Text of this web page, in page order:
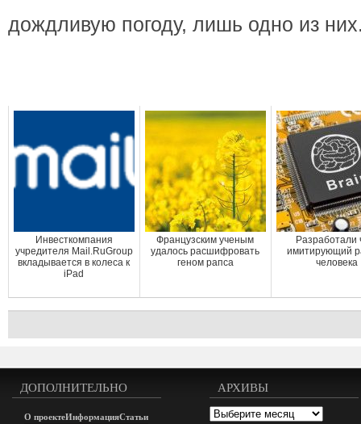
дождливую погоду, лишь одно из
Инвесткомпания
учредителя Mail.RuGroup
вкладывается в колеса к
iPad
Французским ученым
удалось расшифровать
геном рапса
Разработали
имитирующий
человека
ДОПОЛНИТЕЛЬНО
О проектеИнформацияСтатьи
АРХИВЫ
Архивы